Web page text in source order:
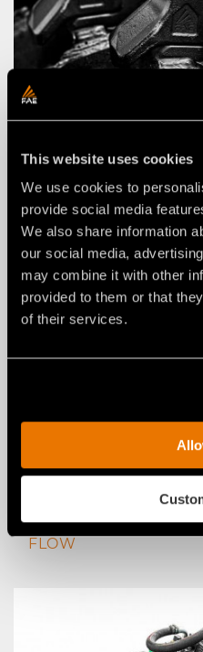
This website uses cookies
We use cookies to
provide social media
We also share information
our social media,
may combine it with other
provided to them or that
of their services.
FRÄSWERKZEUGEN
FLOW